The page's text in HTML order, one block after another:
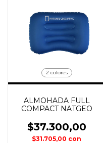
2 colores
ALMOHADA FULL
COMPACT NATGEO
$37.300,00
$31.705,00 con